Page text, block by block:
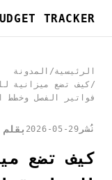
TRACKER
الرئيسية/ المدونة
/
فواتير الفصل وخطط
نُشر 2026-05-29 بقلم
كيف تضع